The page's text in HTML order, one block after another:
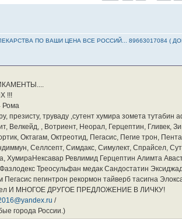
ПО ВАШИ ЦЕНА ВСЕ РОССИЙ... 89663017084 (
!!!
Рома
презисту, труваду ,сутент хумира зомета
Велкейд, , Вотриент, Неорал, Герцептин, Гливек,
Октагам, Октреотид, Пегасис, Пегие трон,
Селлсепт, Симдакс, Симулект, Спрайсел,
ХумираНексавар Ревлимид Герцептин Алимта
Треосульфан медак Сандостатин
Пегасис пегинтрон рекормон тайверб тасигна
И МНОГОЕ ДРУГОЕ ПРЕДЛОЖЕНИЕ В ЛИЧКУ!
/
города России.)